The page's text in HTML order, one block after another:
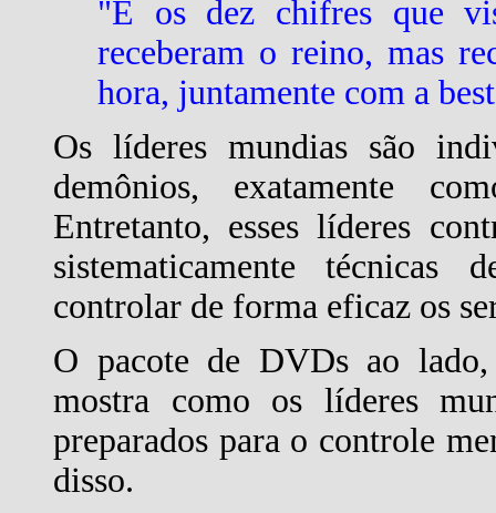
"E os dez chifres que
receberam o reino, mas
hora, juntamente com a
Os líderes mundias são
demônios, exatamente
Entretanto, esses líderes
sistematicamente
controlar de forma eficaz os
O pacote de DVDs ao
mostra como os líderes
preparados para o controle
disso.